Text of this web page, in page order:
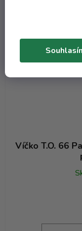
Víčko T.O. 66